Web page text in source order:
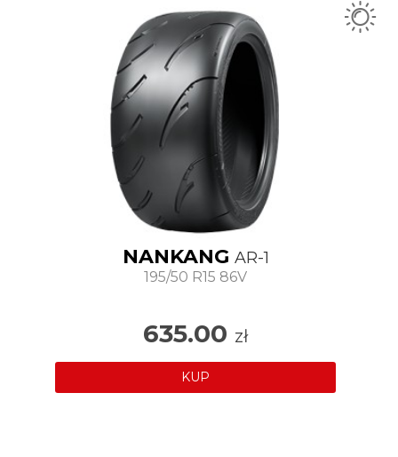
NANKANG AR-1
195/50 R15 86V
635.00 zł
KUP